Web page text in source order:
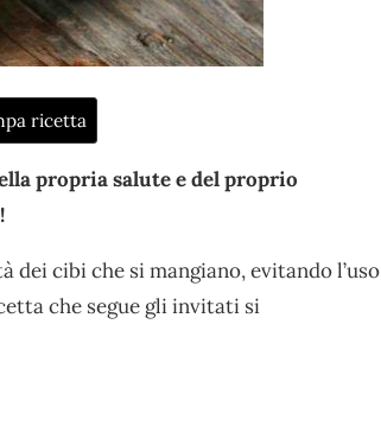
ricetta
propria salute e del proprio
cibi che si mangiano, evitando l’uso
che segue gli invitati si